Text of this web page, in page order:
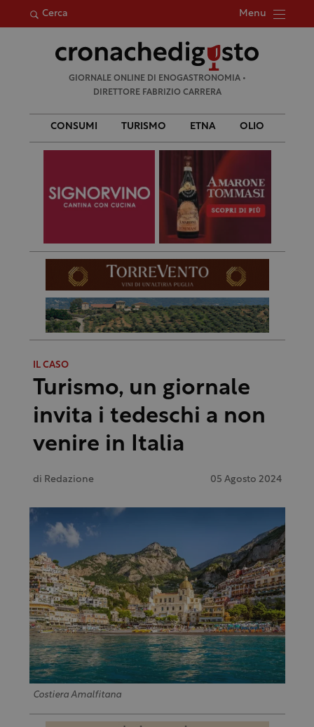
Cerca Menu
per:
GIORNALE ONLINE DI ENOGASTRONOMIA •
DIRETTORE FABRIZIO CARRERA
CONSUMI TURISMO ETNA OLIO
IL CASO
Turismo, un giornale
invita i tedeschi a non
venire in Italia
di Redazione 05 Agosto 2024
Costiera Amalfitana